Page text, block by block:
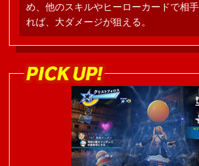
め、他のスキルやヒーローカードで相
れば、大ダメージが狙える。